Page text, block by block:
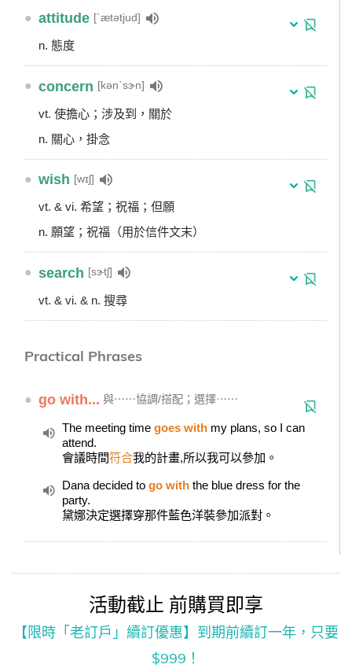
● attitude [ˋætətjud]
n. 態度
● concern [kənˋsɝn]
vt. 使擔心；涉及到，關於
n. 關心，掛念
● wish [wɪʃ]
vt. & vi. 希望；祝福；但願
n. 願望；祝福（用於信件文末）
● search [sɝtʃ]
vt. & vi. & n. 搜尋
Practical Phrases
● go with... 與⋯⋯協調/搭配；選擇⋯⋯
The meeting time goes with my plans, so I can
attend.
會議時間符合我的計畫,所以我可以參加。
Dana decided to go with the blue dress for the
party.
黛娜決定選擇穿那件藍色洋裝參加派對。
活動截止 前購買即享
【限時「老訂戶」續訂優惠】到期前續訂一年，只要
$999！